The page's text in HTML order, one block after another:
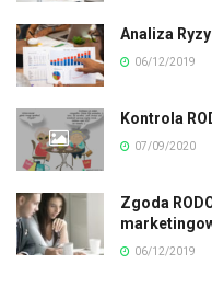
Analiza
06/12/2019
Kontrola
07/09/2020
Zgoda
06/12/2019